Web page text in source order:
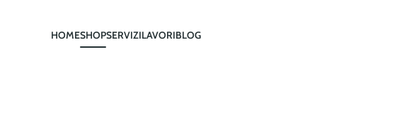
Skip to main content
HOMESHOPSERVIZILAVORIBLOG